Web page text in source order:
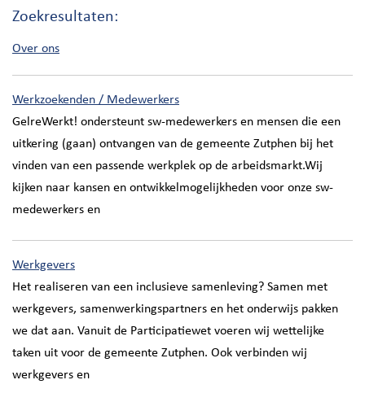
Zoekresultaten:
Over ons
Werkzoekenden / Medewerkers
GelreWerkt! ondersteunt sw-medewerkers en mensen die een
uitkering (gaan) ontvangen van de gemeente Zutphen bij het
vinden van een passende werkplek op de arbeidsmarkt.Wij
kijken naar kansen en ontwikkelmogelijkheden voor onze sw-
medewerkers en
Werkgevers
Het realiseren van een inclusieve samenleving? Samen met
werkgevers, samenwerkingspartners en het onderwijs pakken
we dat aan. Vanuit de Participatiewet voeren wij wettelijke
taken uit voor de gemeente Zutphen. Ook verbinden wij
werkgevers en